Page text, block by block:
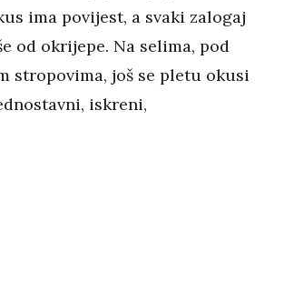
ima povijest, a svaki zalogaj
od okrijepe. Na selima, pod
stropovima, još se pletu okusi
iskreni,